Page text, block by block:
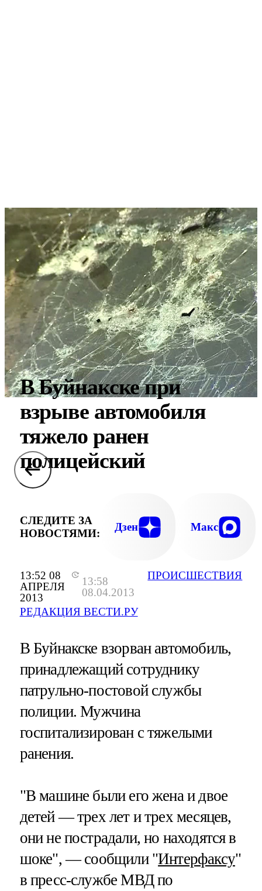
13:52 08
АПРЕЛЯ
2013
13:58
08.04.2013
РЕДАКЦИЯ ВЕСТИ.РУ
ПРОИСШЕСТВИЯ
В Буйнакске при
взрыве автомобиля
тяжело ранен
полицейский
СЛЕДИТЕ ЗА
НОВОСТЯМИ:
Дзен Макс
В Буйнакске взорван автомобиль,
принадлежащий сотруднику
патрульно-постовой службы
полиции. Мужчина
госпитализирован с тяжелыми
ранения.
"В машине были его жена и двое
детей — трех лет и трех месяцев,
они не пострадали, но находятся в
шоке", — сообщили "Интерфаксу"
в пресс-службе МВД по